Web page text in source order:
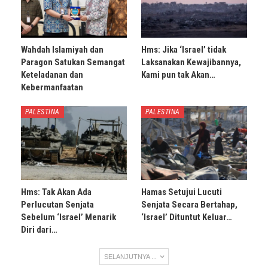
Wahdah Islamiyah dan
Paragon Satukan Semangat
Keteladanan dan
Kebermanfaatan
Hms: Jika ‘Israel’ tidak
Laksanakan Kewajibannya,
Kami pun tak Akan…
PALESTINA
Hms: Tak Akan Ada
Perlucutan Senjata
Sebelum ‘Israel’ Menarik
Diri dari…
PALESTINA
Hamas Setujui Lucuti
Senjata Secara Bertahap,
‘Israel’ Dituntut Keluar…
SELANJUTNYA ...